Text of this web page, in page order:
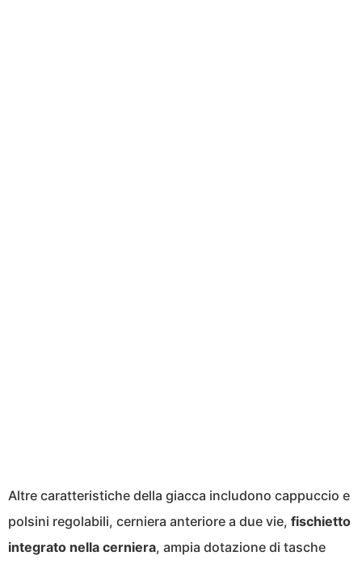
Altre caratteristiche della giacca includono cappuccio e
polsini regolabili, cerniera anteriore a due vie, fischietto
integrato nella cerniera, ampia dotazione di tasche